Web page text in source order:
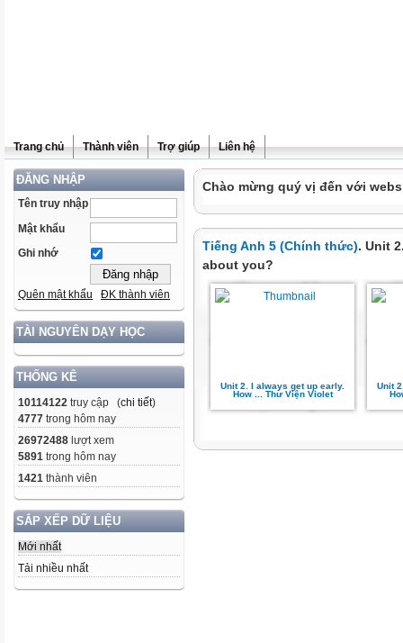
Trang chủ Thành viên Trợ giúp Liên hệ
ĐĂNG NHẬP
Tên truy nhập
Mật khẩu
Ghi nhớ
Quên mật khẩu ĐK thành viên
TÀI NGUYÊN DẠY HỌC
THỐNG KÊ
10114122 truy cập (chi tiết)
4777 trong hôm nay
26972488 lượt xem
5891 trong hôm nay
1421 thành viên
SẮP XẾP DỮ LIỆU
Mới nhất
Tải nhiều nhất
Chào mừng quý vị đến với
Tiếng Anh 5 (Chính thức). Unit
about you?
Unit 2. I always get up early.
How ... Thư Viện Violet
Unit